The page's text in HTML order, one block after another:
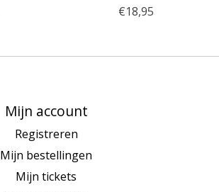
€18,95
Mijn account
Registreren
Mijn bestellingen
Mijn tickets